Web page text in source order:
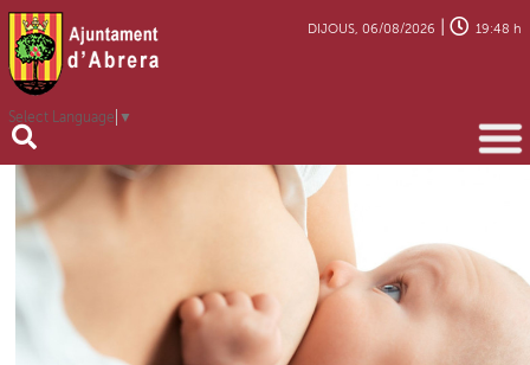
Select Language ▼
DIJOUS, 06/08/2026 19:48 h